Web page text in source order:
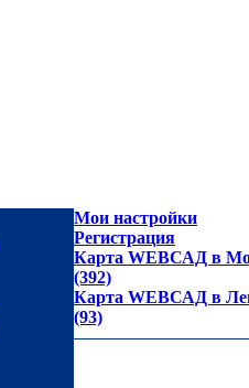
Мои настройки
Регистрация
Карта WEBСАД в
(392)
Карта WEBСАД в
(93)